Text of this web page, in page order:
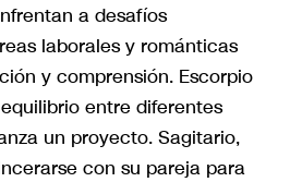
a desafíos
laborales y románticas
y comprensión. Escorpio
entre diferentes
un proyecto. Sagitario,
con su pareja para